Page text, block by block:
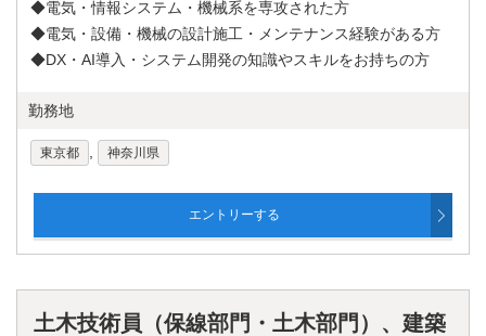
◆電気・情報システム・機械系を専攻された方
◆電気・設備・機械の設計施工・メンテナンス経験がある方
◆DX・AI導入・システム開発の知識やスキルをお持ちの方
勤務地
東京都 神奈川県
土木技術員（保線部門・土木部門）、建築